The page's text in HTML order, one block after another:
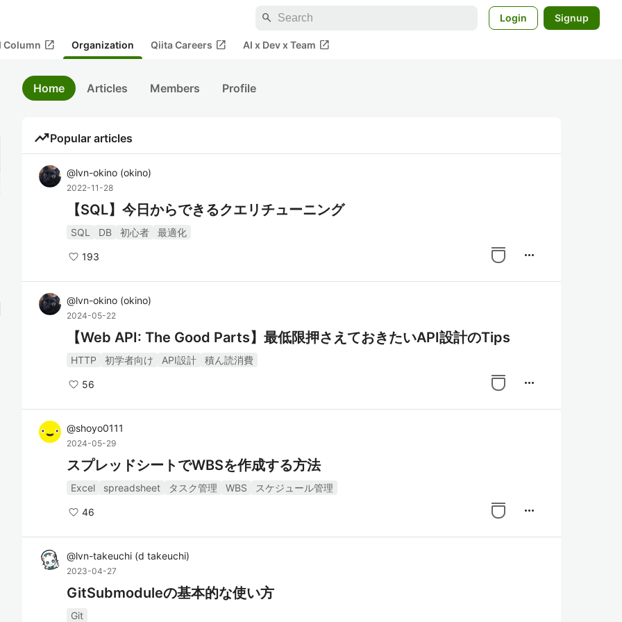
search Login Signup
Column open_in_new Organization Qiita Careers open_in_new AI x Dev x Team open_in_new
Home Articles Members Profile
trending_upPopular articles
@lvn-okino (okino)
2022-11-28
【SQL】今日からできるクエリチューニング
SQL DB 初心者 最適化
193 more_horiz
@lvn-okino (okino)
2024-05-22
【Web API: The Good Parts】最低限押さえておきたいAPI設計のTips
HTTP 初学者向け API設計 積ん読消費
56 more_horiz
@shoyo0111
2024-05-29
スプレッドシートでWBSを作成する方法
Excel spreadsheet タスク管理 WBS スケジュール管理
46 more_horiz
@lvn-takeuchi (d takeuchi)
2023-04-27
GitSubmoduleの基本的な使い方
Git